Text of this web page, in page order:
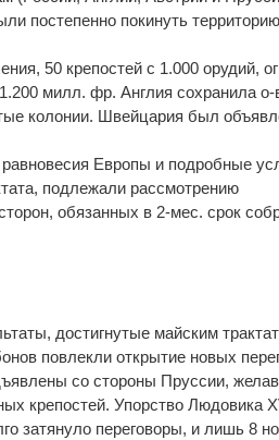
постепенно покинуть
50 крепостей с 1.000 орудий,
милл. фр. Англия сохранила
колонии. Швейцария был
Европы и подробные
подлежали рассмотрению
обязанных в 2-мес. срок
достигнутые майским
повлекли открытие новых
со стороны Пруссии,
крепостей. Упорство Людовика
затянуло переговоры, и лишь 8